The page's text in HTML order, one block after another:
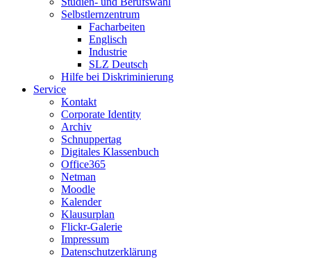
Selbstlernzentrum
Facharbeiten
Englisch
Industrie
SLZ Deutsch
Hilfe bei Diskriminierung
Service
Kontakt
Corporate Identity
Archiv
Schnuppertag
Digitales Klassenbuch
Office365
Netman
Moodle
Kalender
Klausurplan
Flickr-Galerie
Impressum
Datenschutzerklärung